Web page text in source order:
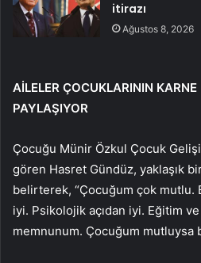
itirazı
Ağustos 8, 2026
AİLELER ÇOCUKLARININ
PAYLAŞIYOR
Çocuğu Münir Özkul Çocuk
gören Hasret Gündüz, yaklaşık
belirterek, “Çocuğum çok mutlu.
iyi. Psikolojik açıdan iyi. Eğitim
memnunum. Çocuğum mutluysa